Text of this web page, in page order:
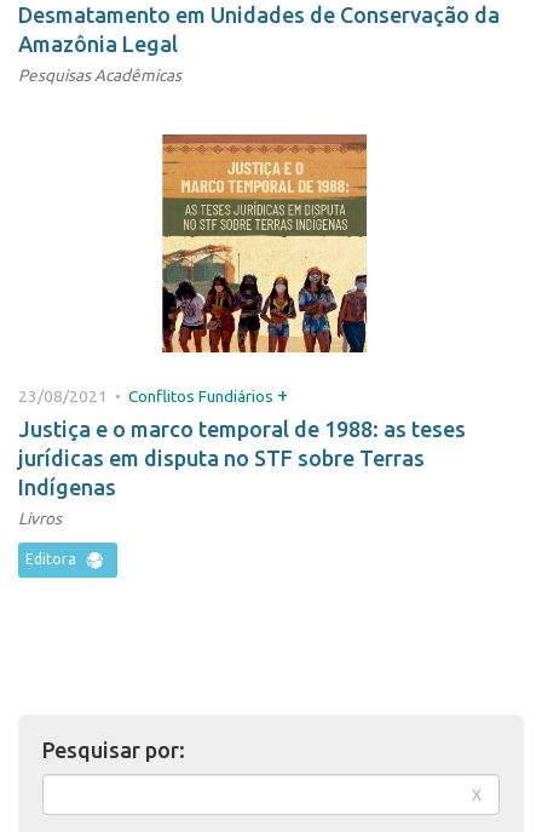
Desmatamento em Unidades de Conservação da
Amazônia Legal
Pesquisas Acadêmicas
23/08/2021 • Conflitos Fundiários +
Justiça e o marco temporal de 1988: as teses
jurídicas em disputa no STF sobre Terras
Indígenas
Livros
Editora
Pesquisar por:
x